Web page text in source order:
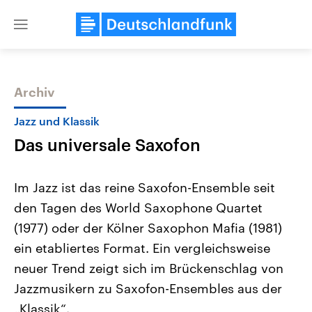
Close
Themen
Landtagswahl Sachsen-Anhalt
2026
Alle Informationen
Sachsen-Anhalt wählt am 6.
September 2026 einen neuen
Bundesland von einer Koalition aus
USA
Aktuelle Beiträge,
Hintergründe
Wirtschaftlich und
gehören die Vereinigten
Archiv
Jazz und Klassik
Das universale Saxofon
Im Jazz ist das reine Saxofon-Ensemble seit
den Tagen des World Saxophone Quartet
(1977) oder der Kölner Saxophon Mafia (1981)
ein etabliertes Format. Ein vergleichsweise
neuer Trend zeigt sich im Brückenschlag von
Jazzmusikern zu Saxofon-Ensembles aus der
„Klassik“.